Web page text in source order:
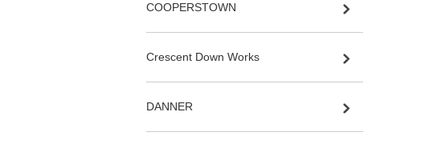
COOPERSTOWN
Crescent Down Works
DANNER